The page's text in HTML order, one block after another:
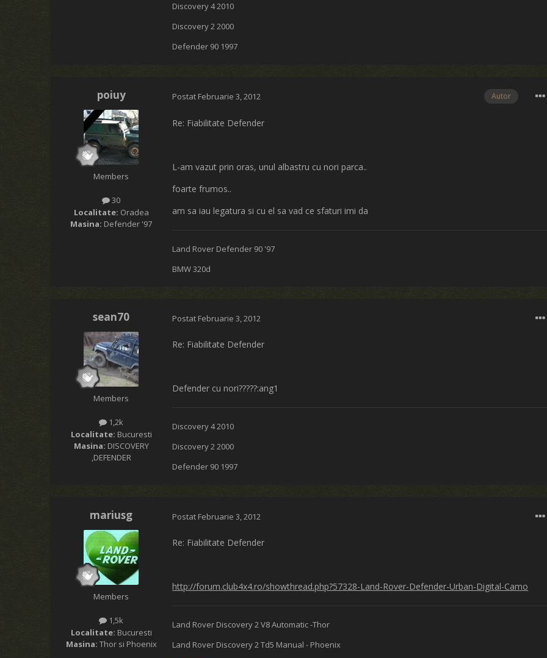
Discovery 4 2010
Discovery 2 2000
Defender 90 1997
poiuy
Members
30
Localitate: Oradea
Masina: Defender '97
Autor
Postat Februarie 3, 2012
Re: Fiabilitate Defender
L-am vazut prin oras, unul albastru cu nori parca..
foarte frumos..
am sa iau legatura si cu el sa vad ce sfaturi imi da
Land Rover Defender 90 '97
BMW 320d
sean70
Members
1,2k
Localitate: Bucuresti
Masina: DISCOVERY
,DEFENDER
Postat Februarie 3, 2012
Re: Fiabilitate Defender
Defender cu nori?????:ang1
Discovery 4 2010
Discovery 2 2000
Defender 90 1997
mariusg
Members
1,5k
Localitate: Bucuresti
Masina: Thor si Phoenix
Postat Februarie 3, 2012
Re: Fiabilitate Defender
http://forum.club4x4.ro/showthread.php?57328-Land-Rover-Defender-Urban-Digital-Camo
Land Rover Discovery 2 V8 Automatic -Thor
Land Rover Discovery 2 Td5 Manual - Phoenix